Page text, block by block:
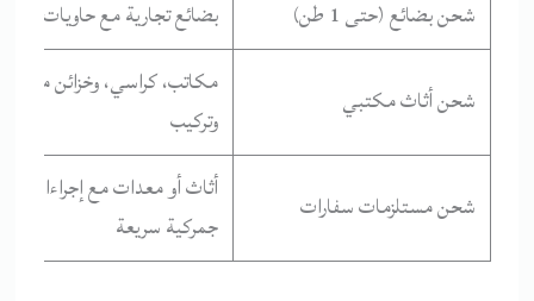
شحن بضائع (حتى 1 طن)
بضائع تجارية مع حاويات آمنة
شحن أثاث مكتبي
مكاتب، كراسي، وخزائن مع فك
وتركيب
شحن مستلزمات سفارات
أثاث أو معدات مع إجراءات
جمركية سريعة